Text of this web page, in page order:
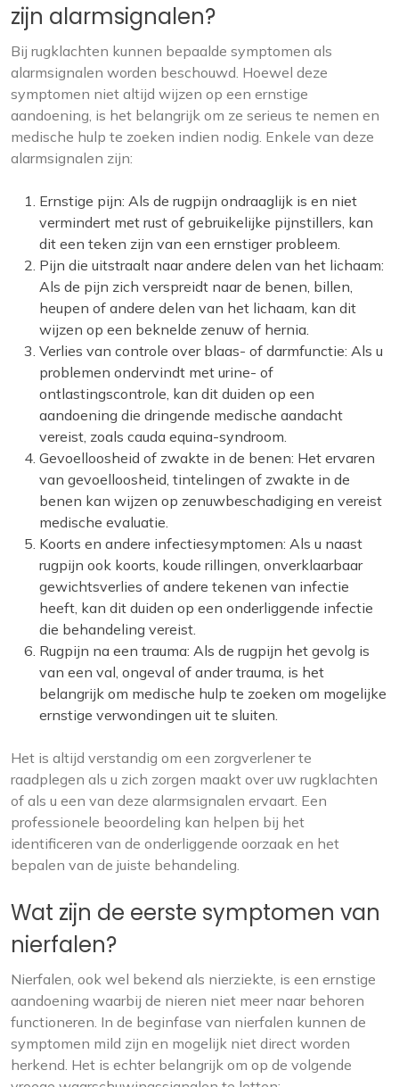
zijn alarmsignalen?
Bij rugklachten kunnen bepaalde symptomen als
alarmsignalen worden beschouwd. Hoewel deze
symptomen niet altijd wijzen op een ernstige
aandoening, is het belangrijk om ze serieus te nemen en
medische hulp te zoeken indien nodig. Enkele van deze
alarmsignalen zijn:
Ernstige pijn: Als de rugpijn ondraaglijk is en niet
vermindert met rust of gebruikelijke pijnstillers, kan
dit een teken zijn van een ernstiger probleem.
Pijn die uitstraalt naar andere delen van het lichaam:
Als de pijn zich verspreidt naar de benen, billen,
heupen of andere delen van het lichaam, kan dit
wijzen op een beknelde zenuw of hernia.
Verlies van controle over blaas- of darmfunctie: Als u
problemen ondervindt met urine- of
ontlastingscontrole, kan dit duiden op een
aandoening die dringende medische aandacht
vereist, zoals cauda equina-syndroom.
Gevoelloosheid of zwakte in de benen: Het ervaren
van gevoelloosheid, tintelingen of zwakte in de
benen kan wijzen op zenuwbeschadiging en vereist
medische evaluatie.
Koorts en andere infectiesymptomen: Als u naast
rugpijn ook koorts, koude rillingen, onverklaarbaar
gewichtsverlies of andere tekenen van infectie
heeft, kan dit duiden op een onderliggende infectie
die behandeling vereist.
Rugpijn na een trauma: Als de rugpijn het gevolg is
van een val, ongeval of ander trauma, is het
belangrijk om medische hulp te zoeken om mogelijke
ernstige verwondingen uit te sluiten.
Het is altijd verstandig om een zorgverlener te
raadplegen als u zich zorgen maakt over uw rugklachten
of als u een van deze alarmsignalen ervaart. Een
professionele beoordeling kan helpen bij het
identificeren van de onderliggende oorzaak en het
bepalen van de juiste behandeling.
Wat zijn de eerste symptomen van
nierfalen?
Nierfalen, ook wel bekend als nierziekte, is een ernstige
aandoening waarbij de nieren niet meer naar behoren
functioneren. In de beginfase van nierfalen kunnen de
symptomen mild zijn en mogelijk niet direct worden
herkend. Het is echter belangrijk om op de volgende